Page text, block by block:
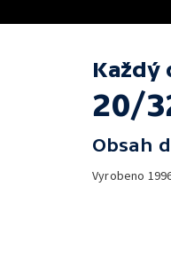
Každý
20/
Obsah
Vyrobeno